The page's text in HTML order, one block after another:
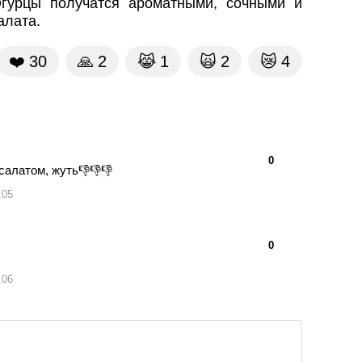
получатся ароматными, сочными и
❤️ 30 🙏 2 😹 1 🙀 2 😿 4
0
жуть👎👎👎
0